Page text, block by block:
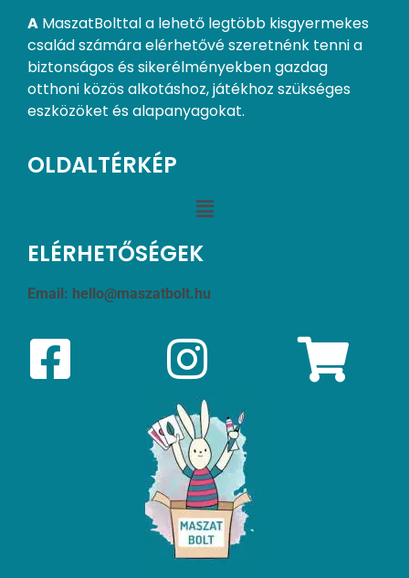
A MaszatBolttal a lehető legtöbb kisgyermekes
család számára elérhetővé szeretnénk tenni a
biztonságos és sikerélményekben gazdag
otthoni közös alkotáshoz, játékhoz szükséges
eszközöket és alapanyagokat.
OLDALTÉRKÉP
ELÉRHETŐSÉGEK
Email: hello@maszatbolt.hu